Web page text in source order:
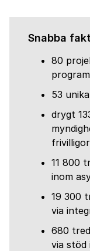
Snabba
80
53
drygt
11 800
inom
19 300
via
680
via stöd